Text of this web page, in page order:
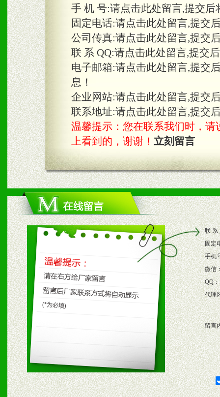
三、物料及媒体
1、免费提供体验及宣传彩
2、不定期在各大知名网站
知名度和影响力。
3、根据地方实际情况提供
具。
四、市场操作及支持
1、根据区域市场协助制定
2、根据具体情况公司给予
3、根据市场需要，派驻区
保产品顺利销售。
4、根据市场情况公司给予
购支持。
五、退换货制度
1、给予前期市场操作一定
2、对于临期，滞销品给予
手 机 号:请点击此处留言,提交
固定电话:请点击此处留言,提交
公司传真:请点击此处留言,提交
联 系 QQ:请点击此处留言,提交
电子邮箱:请点击此处留言,提交
息！
企业网站:请点击此处留言,提交
联系地址:请点击此处留言,提交
温馨提示：您在联系我们时，请
上看到的，谢谢！ 立刻留言
联 系
固定
手机
微信
QQ：
代理
留言